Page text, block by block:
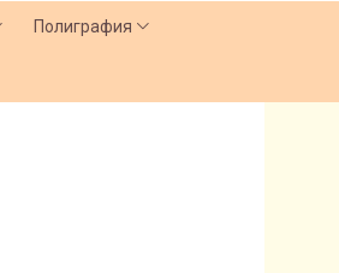
Полиграфия